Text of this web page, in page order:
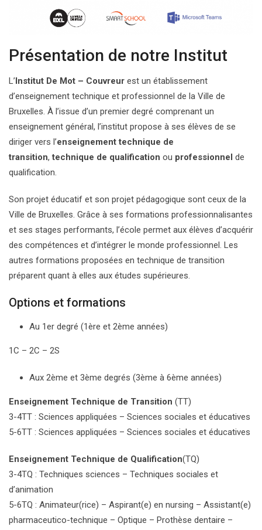
Présentation de notre Institut
L’Institut De Mot – Couvreur est un établissement
d’enseignement technique et professionnel de la Ville de
Bruxelles. À l’issue d’un premier degré comprenant un
enseignement général, l’institut propose à ses élèves de se
diriger vers l’enseignement technique de
transition,technique de qualification ou professionnel de
qualification.
Son projet éducatif et son projet pédagogique sont ceux de la
Ville de Bruxelles. Grâce à ses formations professionnalisantes
et ses stages performants, l’école permet aux élèves d’acquérir
des compétences et d’intégrer le monde professionnel. Les
autres formations proposées en technique de transition
préparent quant à elles aux études supérieures.
Options et formations
Au 1er degré (1ère et 2ème années)
1C – 2C – 2S
Aux 2ème et 3ème degrés (3ème à 6ème années)
Enseignement Technique de Transition (TT)
3-4TT : Sciences appliquées – Sciences sociales et éducatives
5-6TT : Sciences appliquées – Sciences sociales et éducatives
Enseignement Technique de Qualification(TQ)
3-4TQ : Techniques sciences – Techniques sociales et
d’animation
5-6TQ : Animateur(rice) – Aspirant(e) en nursing – Assistant(e)
pharmaceutico-technique – Optique – Prothèse dentaire –